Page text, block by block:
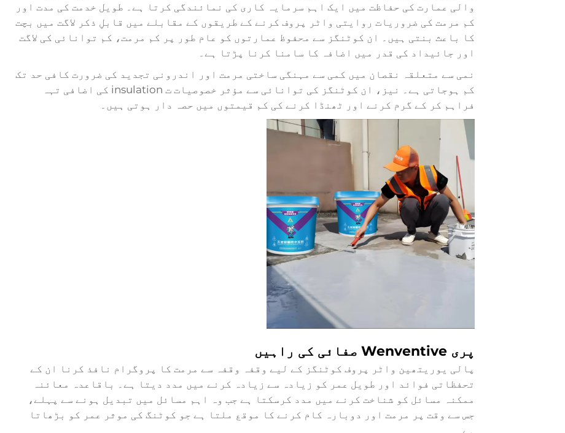
والی عمارت کی حفاظت میں ایک اہم سرمایہ کاری کی نمائندگی کرتا ہے۔ طویل خدمت کی مدت اور
کم مرمت کی ضروریات روایتی واٹر پروف کرنے کے طریقوں کے مقابلے میں قابلِ ذکر لاگت میں بچت
کا باعث بنتی ہیں۔ ان کوٹنگز سے محفوظ عمارتوں کو عام طور پر کم مرمت، کم توانائی کی لاگت
اور جائیداد کی قدر میں اضافہ کا سامنا کرنا پڑتا ہے۔
نمی سے متعلقہ نقصان میں کمی سے مہنگی ساختی مرمت اور اندرونی تجدید کی ضرورت کافی حد تک
کم ہوجاتی ہے۔ نیز، ان کوٹنگز کی توانائی سے مؤثر خصوصیات ت insulation کی اضافی تہہ
فراہم کر کے گرم کرنے اور ٹھنڈا کرنے کی کم قیمتوں میں حصہ دار ہوتی ہیں۔
پری Wenventive صفائی کی راہیں
پالی يوریتھین واٹر پروف کوٹنگز کے لیے وقفہ وقفہ سے مرمت کا پروگرام نافذ کرنا ان کے
تحفظاتی فوائد اور طویل عمر کو زیادہ سے زیادہ کرنے میں مدد دیتا ہے۔ باقاعدہ معائنہ
ممکنہ مسائل کو شناخت کرنے میں مدد کرسکتا ہے جب وہ اہم مسائل میں تبدیل ہونے سے پہلے،
جس سے وقت پر مرمت اور دوبارہ کام کرنے کا موقع ملتا ہے جو کوٹنگ کی موثر عمر کو بڑھاتا
ہے۔